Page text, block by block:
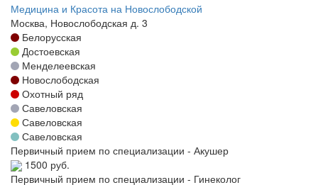
Медицина и Красота на Новослободской
Москва, Новослободская д. 3
Белорусская
Достоевская
Менделеевская
Новослободская
Охотный ряд
Савеловская
Савеловская
Савеловская
Первичный прием по специализации - Акушер
1500 руб.
Первичный прием по специализации - Гинеколог